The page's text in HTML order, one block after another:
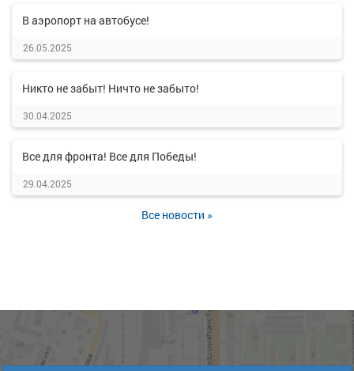
В аэропорт на автобусе!
26.05.2025
Никто не забыт! Ничто не забыто!
30.04.2025
Все для фронта! Все для Победы!
29.04.2025
Все новости »